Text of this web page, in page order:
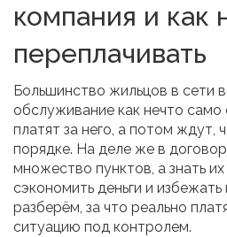
компания и как
переплачивать
Большинство жильцов в сети
обслуживание как нечто
платят за него, а потом ждут,
порядке. На деле же в
множество пунктов, а знать
сэкономить деньги и
разберём, за что реально
ситуацию под контролем.